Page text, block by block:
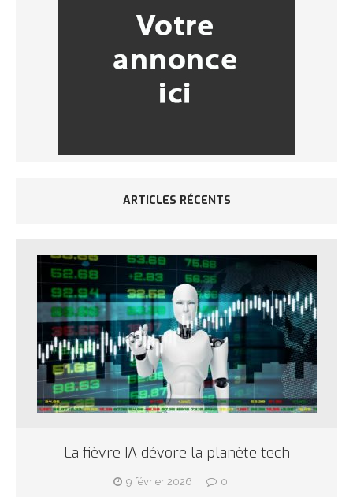
ARTICLES RÉCENTS
La fièvre IA dévore la planète tech
9 février 2026 0